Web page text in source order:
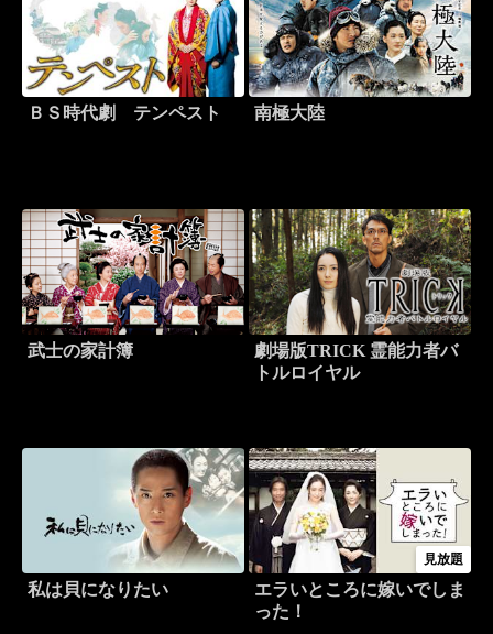
ＢＳ時代劇 テンペスト 南極大陸
武士の家計簿
劇場版TRICK 霊能力者バ
トルロイヤル
私は貝になりたい
見放題
エラいところに嫁いでしま
った！